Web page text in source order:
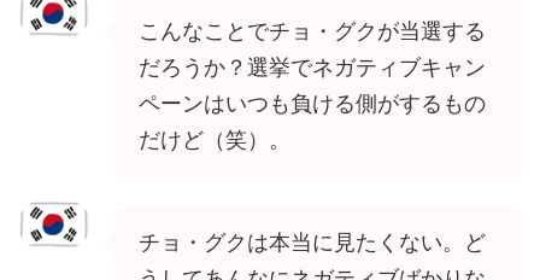
こんなことでチョ・グクが当選する
だろうか？選挙でネガティブキャン
ペーンはいつも負ける側がするもの
だけど（笑）。
チョ・グクは本当に見たくない。ど